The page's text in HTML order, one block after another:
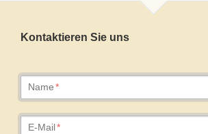
Kontaktieren Sie uns
Pflichtfeld
Name*
Pflichtfeld
E-Mail*